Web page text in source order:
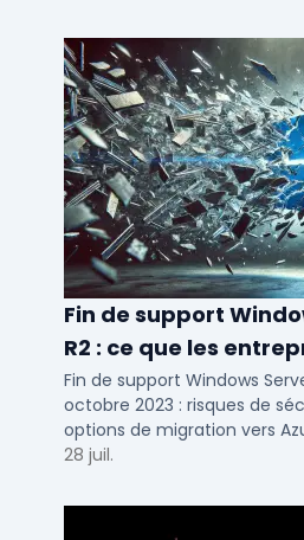
Fin de support
R2 : ce que les
savoir
Fin de support Windows
octobre 2023 : risques de
options de migration vers
pour TPE, PME et ETI.
28 juil.